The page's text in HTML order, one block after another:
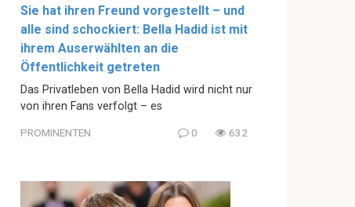
Sie hat ihren Freund vorgestellt – und
alle sind schockiert: Bella Hadid ist mit
ihrem Auserwählten an die
Öffentlichkeit getreten
Das Privatleben von Bella Hadid wird nicht nur
von ihren Fans verfolgt – es
PROMINENTEN 0 632